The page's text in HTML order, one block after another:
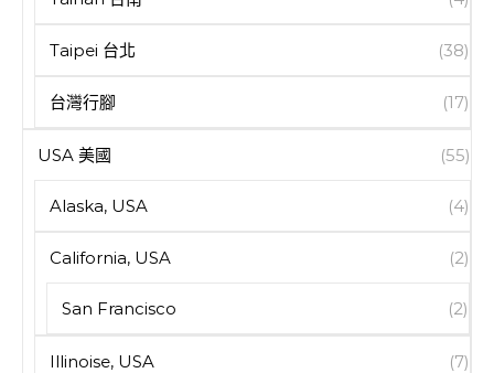
Taipei 台北 (38)
台灣行腳 (17)
USA 美國 (55)
Alaska, USA (4)
California, USA (2)
San Francisco (2)
Illinoise, USA (7)